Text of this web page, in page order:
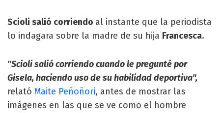
Scioli salió corriendo al instante que la periodista
lo indagara sobre la madre de su hija Francesca.
"Scioli salió corriendo cuando le pregunté por
Gisela, haciendo uso de su habilidad deportiva",
relató Maite Peñoñori, antes de mostrar las
imágenes en las que se ve como el hombre